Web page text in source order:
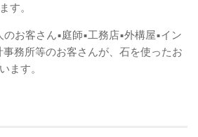
す。
お客さん•庭師•工務店•外構屋•イン
事務所等のお客さんが、石を使ったお
ます。